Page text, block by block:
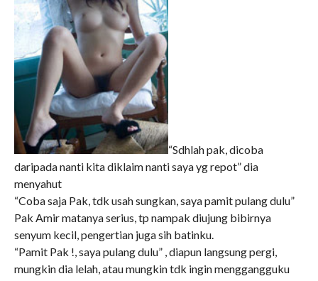
“Sdhlah pak, dicoba
daripada nanti kita diklaim nanti saya yg repot” dia
menyahut
“Coba saja Pak, tdk usah sungkan, saya pamit pulang dulu”
Pak Amir matanya serius, tp nampak diujung bibirnya
senyum kecil, pengertian juga sih batinku.
“Pamit Pak !, saya pulang dulu” , diapun langsung pergi,
mungkin dia lelah, atau mungkin tdk ingin menggangguku